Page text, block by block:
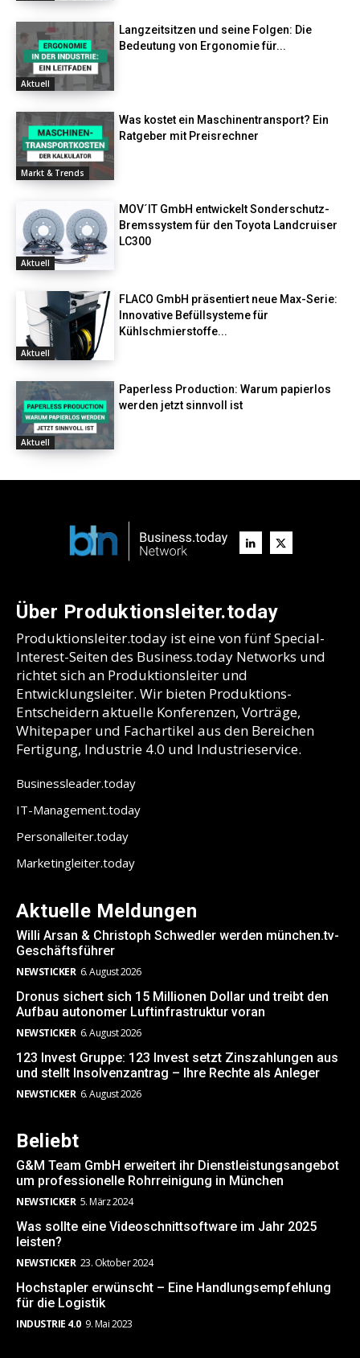
Aktuell
Langzeitsitzen und seine Folgen: Die
Bedeutung von Ergonomie für...
Markt & Trends
Was kostet ein Maschinentransport? Ein
Ratgeber mit Preisrechner
Aktuell
MOV´IT GmbH entwickelt Sonderschutz-
Bremssystem für den Toyota Landcruiser
LC300
Aktuell
FLACO GmbH präsentiert neue Max-Serie:
Innovative Befüllsysteme für
Kühlschmierstoffe...
Aktuell
Paperless Production: Warum papierlos
werden jetzt sinnvoll ist
Über Produktionsleiter.today
Produktionsleiter.today ist eine von fünf Special-
Interest-Seiten des Business.today Networks und
richtet sich an Produktionsleiter und
Entwicklungsleiter. Wir bieten Produktions-
Entscheidern aktuelle Konferenzen, Vorträge,
Whitepaper und Fachartikel aus den Bereichen
Fertigung, Industrie 4.0 und Industrieservice.
Businessleader.today
IT-Management.today
Personalleiter.today
Marketingleiter.today
Aktuelle Meldungen
Willi Arsan & Christoph Schwedler werden münchen.tv-
Geschäftsführer
NEWSTICKER 6. August 2026
Dronus sichert sich 15 Millionen Dollar und treibt den
Aufbau autonomer Luftinfrastruktur voran
NEWSTICKER 6. August 2026
123 Invest Gruppe: 123 Invest setzt Zinszahlungen aus
und stellt Insolvenzantrag – Ihre Rechte als Anleger
NEWSTICKER 6. August 2026
Beliebt
G&M Team GmbH erweitert ihr Dienstleistungsangebot
um professionelle Rohrreinigung in München
NEWSTICKER 5. März 2024
Was sollte eine Videoschnittsoftware im Jahr 2025
leisten?
NEWSTICKER 23. Oktober 2024
Hochstapler erwünscht – Eine Handlungsempfehlung
für die Logistik
INDUSTRIE 4.0 9. Mai 2023